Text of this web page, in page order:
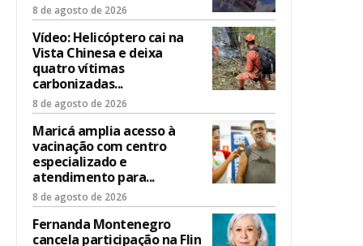
8 de agosto de 2026
Vídeo: Helicóptero cai na
Vista Chinesa e deixa
quatro vítimas
carbonizadas...
8 de agosto de 2026
Maricá amplia acesso à
vacinação com centro
especializado e
atendimento para...
8 de agosto de 2026
Fernanda Montenegro
cancela participação na Flin